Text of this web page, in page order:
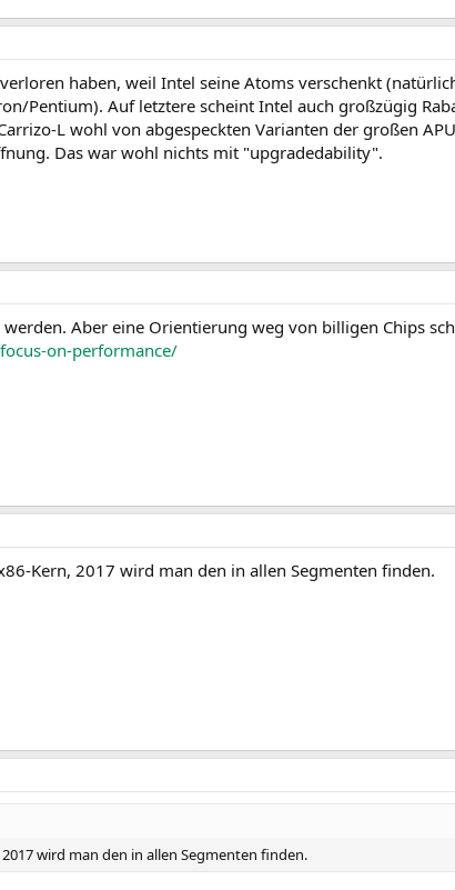
haben, weil Intel seine Atoms verschenkt
Pentium). Auf letztere scheint Intel auch großzügig
L wohl von abgespeckten Varianten der großen
Das war wohl nichts mit "upgradedability".
Aber eine Orientierung weg von billigen Chips
on-performance/
Kern, 2017 wird man den in allen Segmenten finden.
wird man den in allen Segmenten finden.